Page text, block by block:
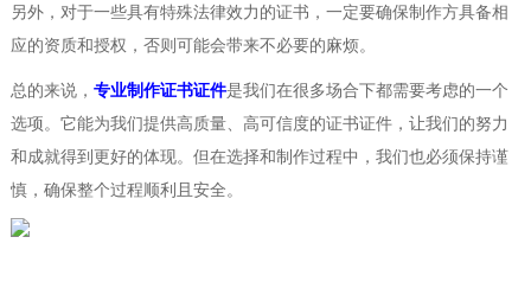
另外，对于一些具有特殊法律效力的证书，一定要确保制作方具备相
应的资质和授权，否则可能会带来不必要的麻烦。
总的来说， 专业制作证书证件是我们在很多场合下都需要考虑的一个
选项。它能为我们提供高质量、高可信度的证书证件，让我们的努力
和成就得到更好的体现。但在选择和制作过程中，我们也必须保持谨
慎，确保整个过程顺利且安全。